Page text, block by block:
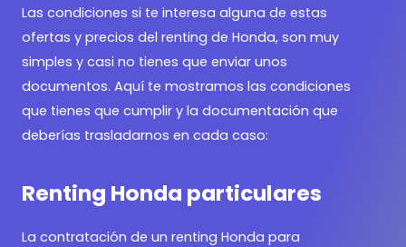
Las condiciones si te interesa alguna de estas
ofertas y precios del renting de Honda, son muy
simples y casi no tienes que enviar unos
documentos. Aquí te mostramos las condiciones
que tienes que cumplir y la documentación que
deberías trasladarnos en cada caso:
Renting Honda particulares
La contratación de un renting Honda para